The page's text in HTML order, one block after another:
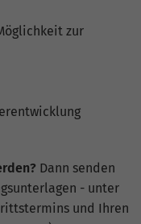
zur
Dann senden
- unter
und Ihren